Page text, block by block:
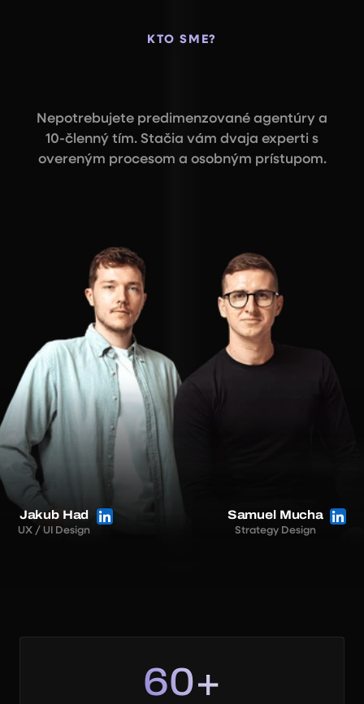
KTO SME?
Nepotrebujete predimenzované agentúry a
10-členný tím. Stačia vám dvaja experti s
overeným procesom a osobným prístupom.
Jakub Had
UX / UI Design
Samuel Mucha
Strategy Design
60+